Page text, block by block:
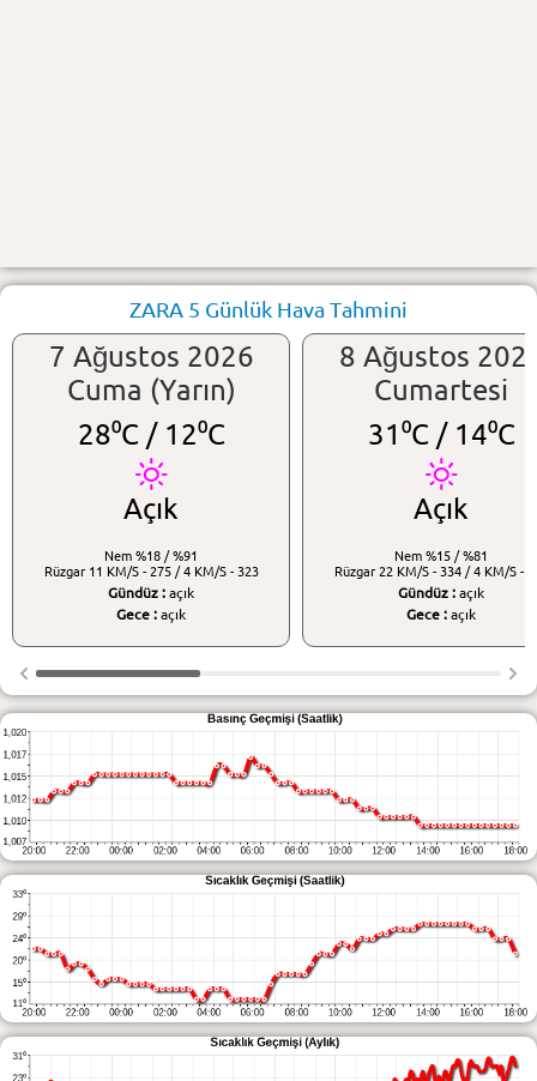
ZARA 5 Günlük Hava Tahmini
7 Ağustos 2026
Cuma (Yarın)
28⁰C /12⁰C
Açık
Nem %18 / %91
Rüzgar 11 KM/S - 275 / 4 KM/S - 323
Gündüz : açık
Gece : açık
8 Ağustos
Cumartesi
31⁰C /14⁰C
Açık
Nem %15 / %81
Rüzgar 22 KM/S - 334 / 4 KM/S -
Gündüz : açık
Gece : açık